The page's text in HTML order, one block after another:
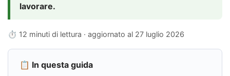
lavorare.
⏱ 12 minuti di lettura · aggiornato al 27 luglio 2026
📋 In questa guida